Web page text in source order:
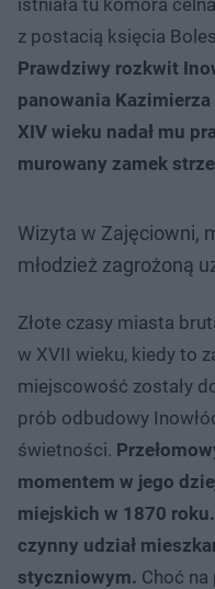
z postacią księcia
Prawdziwy rozkwit
panowania
XIV wieku nadał mu
murowany zamek
Wizyta w Zajęciowni,
młodzież zagrożoną
Złote czasy miasta
w XVII wieku, kiedy to
miejscowość zostały
prób odbudowy
świetności.
momentem w jego
miejskich w 1870
czynny udział
styczniowym. Choć na